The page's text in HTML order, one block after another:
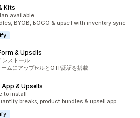
Kits
件 available
BYOB, BOGO & upsell with inventory sync
& Upsells
件
ンストール
ムにアップセルとOTP認証を搭載
App & Upsells
件
to install
breaks, product bundles & upsell app